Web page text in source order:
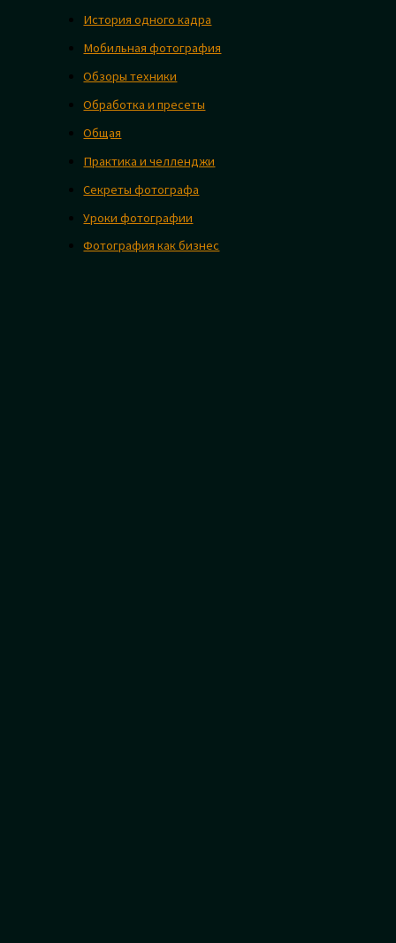
История одного кадра
Мобильная фотография
Обзоры техники
Обработка и пресеты
Общая
Практика и челленджи
Секреты фотографа
Уроки фотографии
Фотография как бизнес